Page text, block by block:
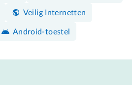
Veilig Internetten
Android-toestel